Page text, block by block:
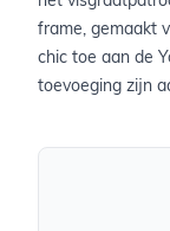
frame, gemaakt
chic toe aan de
toevoeging zijn